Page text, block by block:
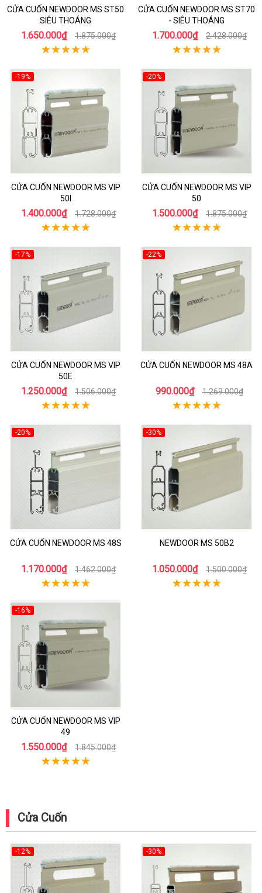
CỬA CUỐN NEWDOOR MS ST50
SIÊU THOÁNG
1.650.000₫ 1.875.000₫
CỬA CUỐN NEWDOOR MS ST70
- SIÊU THOÁNG
1.700.000₫ 2.428.000₫
-19%
CỬA CUỐN NEWDOOR MS VIP
50I
1.400.000₫ 1.728.000₫
-20%
CỬA CUỐN NEWDOOR MS VIP
50
1.500.000₫ 1.875.000₫
-17%
CỬA CUỐN NEWDOOR MS VIP
50E
1.250.000₫ 1.506.000₫
-22%
CỬA CUỐN NEWDOOR MS 48A
990.000₫ 1.269.000₫
-20%
CỬA CUỐN NEWDOOR MS 48S
1.170.000₫ 1.462.000₫
-30%
NEWDOOR MS 50B2
1.050.000₫ 1.500.000₫
-16%
CỬA CUỐN NEWDOOR MS VIP
49
1.550.000₫ 1.845.000₫
Cửa Cuốn
-12% -30%